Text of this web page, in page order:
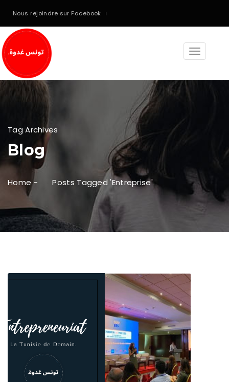
Nous rejoindre sur Facebook
Toggle
Tag Archives
Blog
Home- Posts Tagged 'entreprise'